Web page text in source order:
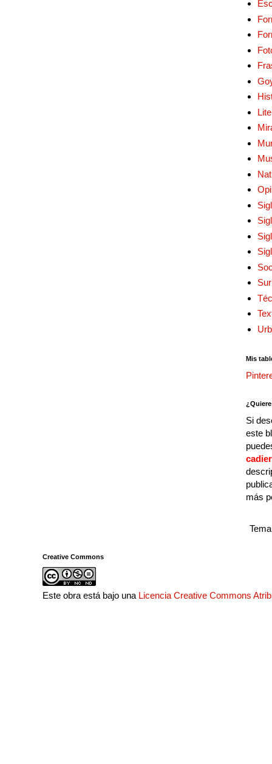
Mis
Si
este
más
Creative Commons
Este obra está bajo una Licencia Creative Commons